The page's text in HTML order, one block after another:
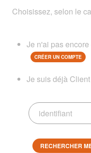
Choisissez, selon le
Je n'ai pas
CRÉER UN COMPTE
Je suis déjà
RECHERCHER